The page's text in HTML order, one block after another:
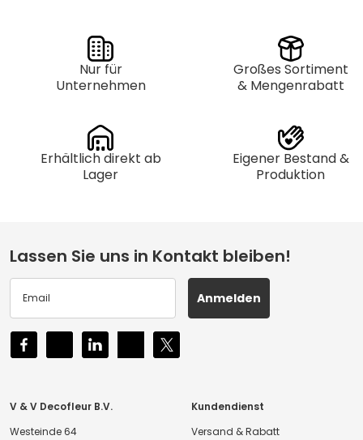
Nur für
Unternehmen
Großes Sortiment
& Mengenrabatt
Erhältlich direkt ab
Lager
Eigener Bestand &
Produktion
Lassen Sie uns in Kontakt bleiben!
Anmelden
V & V Decofleur B.V.
Westeinde 64
Kundendienst
Versand & Rabatt